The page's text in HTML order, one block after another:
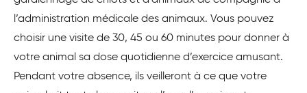
l’administration médicale des animaux. Vous pouvez
choisir une visite de 30, 45 ou 60 minutes pour donner à
votre animal sa dose quotidienne d’exercice amusant.
Pendant votre absence, ils veilleront à ce que votre